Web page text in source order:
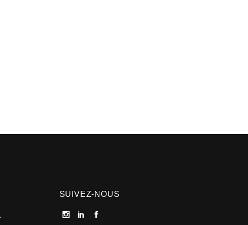
SUIVEZ-NOUS